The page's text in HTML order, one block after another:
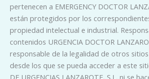
pertenecen a EMERGENCY DOCTOR
están protegidos por los
propiedad intelectual e industrial.
contenidos URGENCIA DOCTOR
responsable de la legalidad de otros
desde los que se pueda acceder a este
DE URGENCIAS LANZAROTE, S.L. ni se